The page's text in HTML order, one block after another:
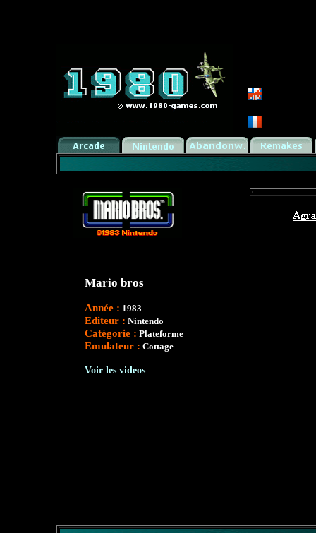
Mario bros
Année : 1983
Editeur : Nintendo
Catégorie : Plateforme
Emulateur : Cottage
Voir les videos